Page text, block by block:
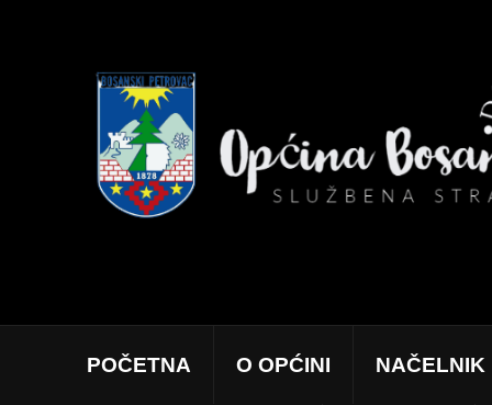
POČETNA O OPĆINI NAČELNIK